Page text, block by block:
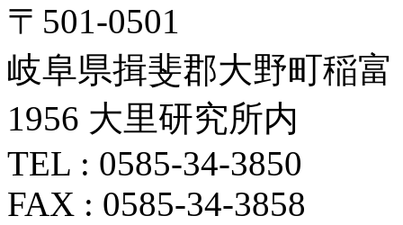
〒501-0501
岐阜県揖斐郡大野町稲富
1956 大里研究所内
TEL : 0585-34-3850
FAX : 0585-34-3858